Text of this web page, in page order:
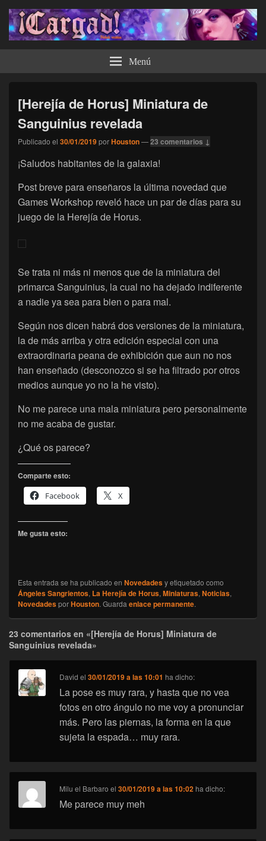
¡Cargad! Menú
[Herejía de Horus] Miniatura de
Sanguinius revelada
Publicado el 30/01/2019porHouston—23 comentarios ↓
¡Saludos habitantes de la galaxia!
Post breve para enseñaros la última novedad que
Games Workshop reveló hace un par de días para su
juego de la Herejía de Horus.
Se trata ni más ni menos que de la miniatura del
primarca Sanguinius, la cual no ha dejado indiferente
a nadie ya sea para bien o para mal.
Según nos dicen habrá dos versiones de la miniatura,
la de más arriba y otra edición especial con una
extraordinaria peana de exhibición que aun no nos
han enseñado (desconozco si se ha filtrado por otros
medios aunque yo no la he visto).
No me parece una mala miniatura pero personalmente
no me acaba de gustar.
¿Qué os parece?
Comparte esto:
Facebook
X
Me gusta esto:
Esta entrada se ha publicado en Novedadesy etiquetado como
Ángeles Sangrientos, La Herejía de Horus, Miniaturas, Noticias,
NovedadesporHouston. Guarda enlace permanente.
23 comentarios en «[Herejía de Horus] Miniatura de
Sanguinius revelada»
David el30/01/2019 a las 10:01 ha dicho:
La pose es muy rara, y hasta que no vea
fotos en otro ángulo no me voy a pronunciar
más. Pero las piernas, la forma en la que
sujeta la espada… muy rara.
Milu el Barbaro el30/01/2019 a las 10:02 ha dicho:
Me parece muy meh